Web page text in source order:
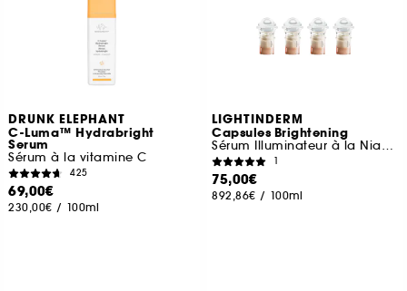
DRUNK ELEPHANT
C-Luma™ Hydrabright
Serum
Sérum à la vitamine C
425
69,00€
230,00€ / 100ml
LIGHTINDERM
Capsules Brightening
Sérum Illuminateur à la Niacinamide & Vitamine C
1
75,00€
892,86€ / 100ml